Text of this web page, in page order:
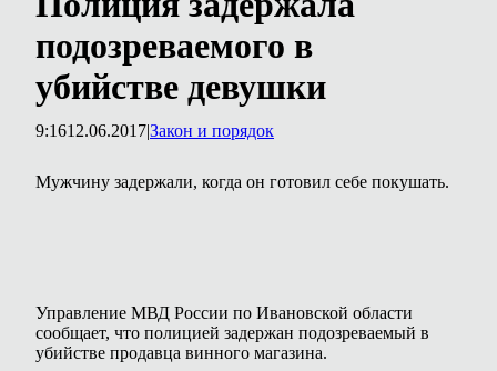
подозреваемого в
убийстве девушки
9:1612.06.2017|Закон и порядок
Мужчину задержали, когда он готовил себе покушать.
Управление МВД России по Ивановской области
сообщает, что полицией задержан подозреваемый в
убийстве продавца винного магазина.